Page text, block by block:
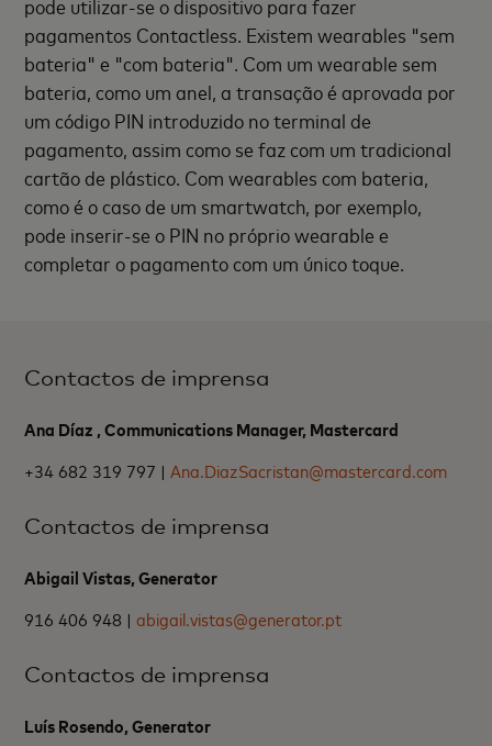
pode utilizar-se o dispositivo para fazer
pagamentos Contactless. Existem wearables "sem
bateria" e "com bateria". Com um wearable sem
bateria, como um anel, a transação é aprovada por
um código PIN introduzido no terminal de
pagamento, assim como se faz com um tradicional
cartão de plástico. Com wearables com bateria,
como é o caso de um smartwatch, por exemplo,
pode inserir-se o PIN no próprio wearable e
completar o pagamento com um único toque.
Contactos de imprensa
Ana Díaz , Communications Manager, Mastercard
+34 682 319 797 |Ana.DiazSacristan@mastercard.com
Contactos de imprensa
Abigail Vistas, Generator
916 406 948 |abigail.vistas@generator.pt
Contactos de imprensa
Luís Rosendo, Generator